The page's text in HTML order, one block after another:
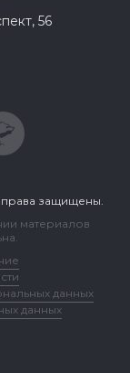
56
права защищены.
материалов
данных
данных